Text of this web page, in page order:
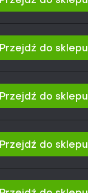
Przejdź do sklepu
Przejdź do sklepu
Przejdź do sklepu